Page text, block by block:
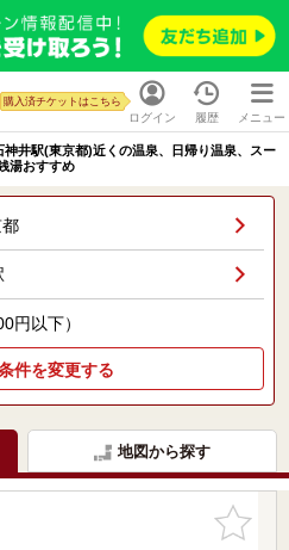
ログイン
購入済チケットはこちら
履歴 メニュー
神井駅(東京都)近くの温泉、日帰り温泉、スー
湯おすすめ
円以下）
件を変更する
地図から探す
お気に入
りに追加